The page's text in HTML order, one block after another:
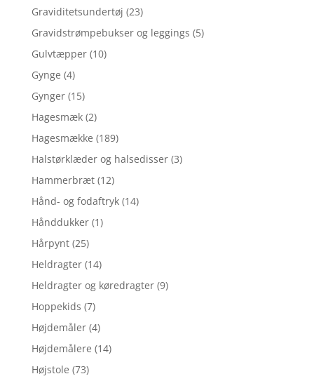
Graviditetsundertøj (23)
Gravidstrømpebukser og leggings (5)
Gulvtæpper (10)
Gynge (4)
Gynger (15)
Hagesmæk (2)
Hagesmække (189)
Halstørklæder og halsedisser (3)
Hammerbræt (12)
Hånd- og fodaftryk (14)
Hånddukker (1)
Hårpynt (25)
Heldragter (14)
Heldragter og køredragter (9)
Hoppekids (7)
Højdemåler (4)
Højdemålere (14)
Højstole (73)